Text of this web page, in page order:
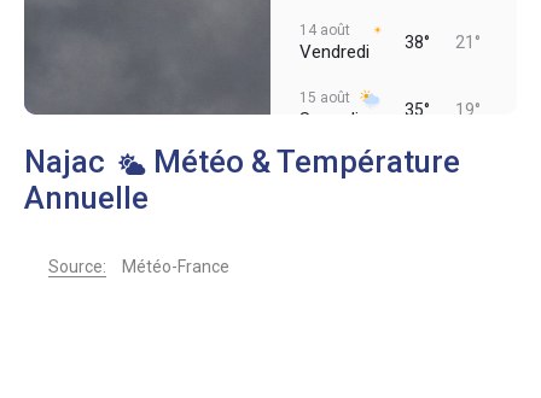
14 août
Vendredi 38° 21°
15 août
Samedi 35° 19°
Najac
Météo & Température
Annuelle
Source: Météo-France